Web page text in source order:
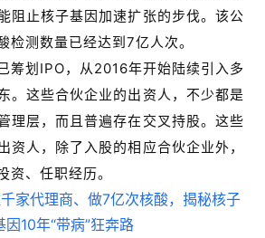
阻止核子基因加速扩张的步伐。该公
检测数量已经达到7亿人次。
筹划IPO，从2016年开始陆续引入多
。这些合伙企业的出资人，不少都是
理层，而且普遍存在交叉持股。这些
资人，除了入股的相应合伙企业外，
资、任职经历。